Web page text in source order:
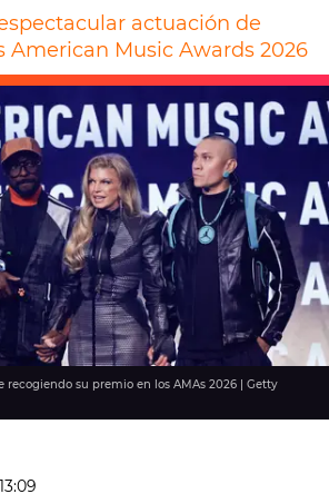
actuación de
American Music Awards 2026
recogiendo su premio en los AMAs 2026 | Getty